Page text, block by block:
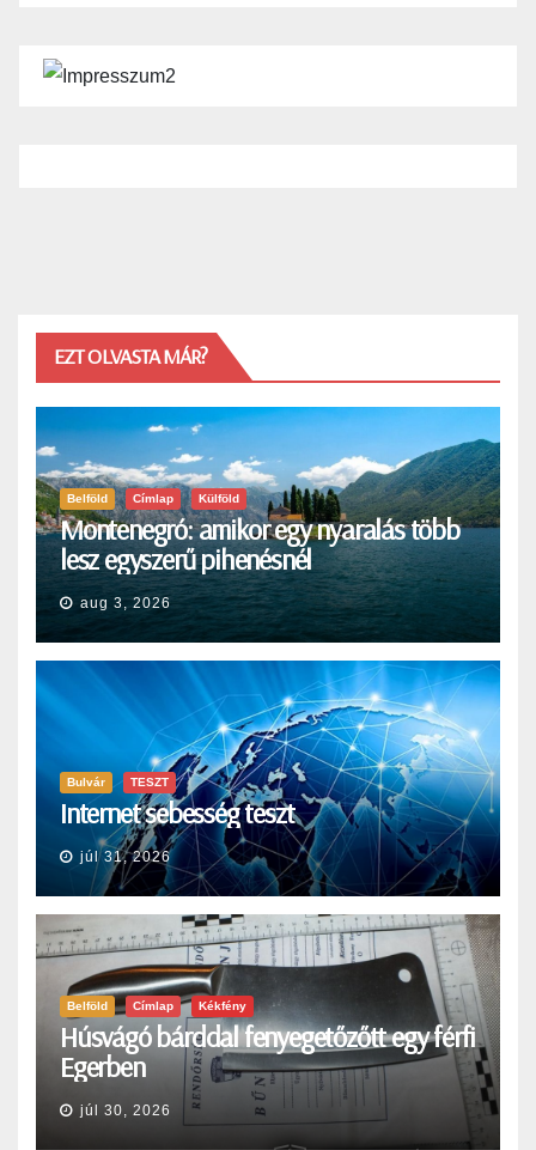
EZT OLVASTA MÁR?
Belföld Címlap Külföld
Montenegró: amikor egy nyaralás több
lesz egyszerű pihenésnél
aug 3, 2026
Bulvár TESZT
Internet sebesség teszt
júl 31, 2026
Belföld Címlap Kékfény
Húsvágó bárddal fenyegetőzőtt egy férfi
Egerben
júl 30, 2026